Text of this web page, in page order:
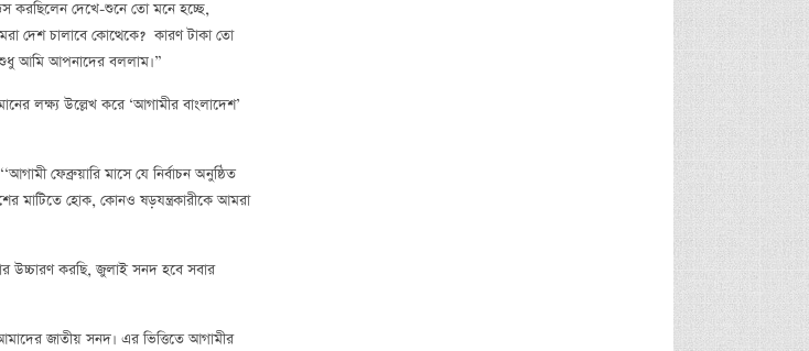
করছিলেন দেখে-শুনে তো মনে হচ্ছে,
দেশ চালাবে কোত্থেকে? কারণ টাকা তো
শুধু আমি আপনাদের বললাম।”
লক্ষ্য উল্লেখ করে ‘আগামীর বাংলাদেশ’
ফেব্রুয়ারি মাসে যে নির্বাচন অনুষ্ঠিত
মাটিতে হোক, কোনও ষড়যন্ত্রকারীকে আমরা
উচ্চারণ করছি, জুলাই সনদ হবে সবার
জাতীয় সনদ। এর ভিত্তিতে আগামীর